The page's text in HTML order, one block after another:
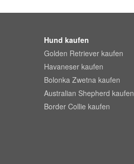
Hund kaufen
Golden Retriever kaufen
Havaneser kaufen
Bolonka Zwetna kaufen
Australian Shepherd kaufen
Border Collie kaufen